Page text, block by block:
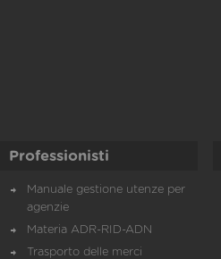
Professionisti
Manuale gestione utenze per
agenzie
Materia ADR-RID-ADN
Trasporto delle merci